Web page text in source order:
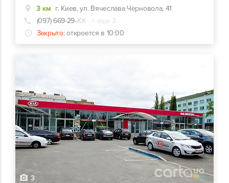
3 км г. Киев, ул. Вячеслава Черновола, 41
(097) 669-29-ХХ
+ еще 3
Закрыто: откроется в 10:00
3